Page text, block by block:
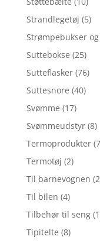
Strandlegetøj (5)
Strømpebukser
Suttebokse (25)
Sutteflasker (76)
Suttesnore (40)
Svømme (17)
Svømmeudstyr (8)
Termoprodukter
Termotøj (2)
Til barnevognen
Til bilen (4)
Tilbehør til seng
Tipitelte (8)